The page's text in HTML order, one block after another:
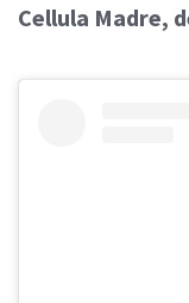
Cellula Madre,